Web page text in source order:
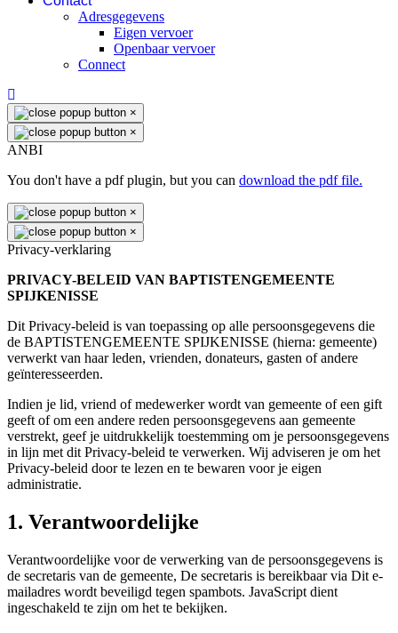
Adresgegevens
Eigen vervoer
Openbaar vervoer
Connect
×
×
ANBI
You don't have a pdf plugin, but you can download the pdf file.
×
×
Privacy-verklaring
PRIVACY-BELEID VAN BAPTISTENGEMEENTE
SPIJKENISSE
Dit Privacy-beleid is van toepassing op alle persoonsgegevens die
de BAPTISTENGEMEENTE SPIJKENISSE (hierna: gemeente)
verwerkt van haar leden, vrienden, donateurs, gasten of andere
geïnteresseerden.
Indien je lid, vriend of medewerker wordt van gemeente of een gift
geeft of om een andere reden persoonsgegevens aan gemeente
verstrekt, geef je uitdrukkelijk toestemming om je persoonsgegevens
in lijn met dit Privacy-beleid te verwerken. Wij adviseren je om het
Privacy-beleid door te lezen en te bewaren voor je eigen
administratie.
1. Verantwoordelijke
Verantwoordelijke voor de verwerking van de persoonsgegevens is
de secretaris van de gemeente, De secretaris is bereikbaar via Dit e-
mailadres wordt beveiligd tegen spambots. JavaScript dient
ingeschakeld te zijn om het te bekijken.